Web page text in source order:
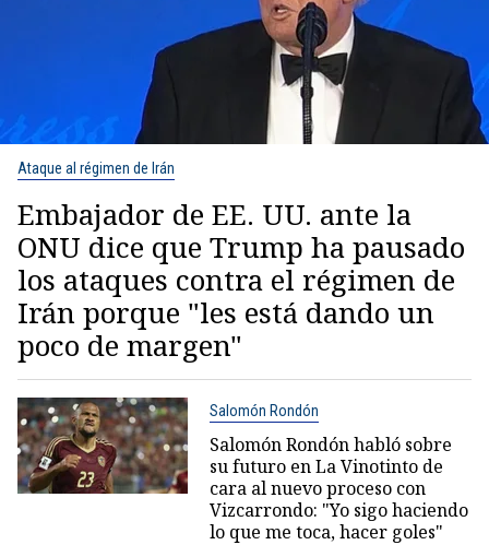
Ataque al régimen de Irán
Embajador de EE. UU. ante la
ONU dice que Trump ha pausado
los ataques contra el régimen de
Irán porque "les está dando un
poco de margen"
Salomón Rondón
Salomón Rondón habló sobre
su futuro en La Vinotinto de
cara al nuevo proceso con
Vizcarrondo: "Yo sigo haciendo
lo que me toca, hacer goles"